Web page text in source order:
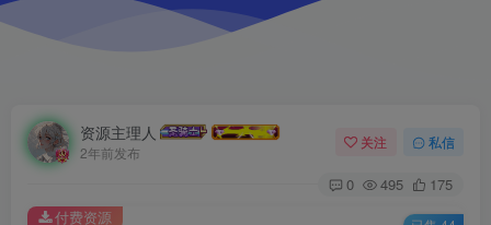
资源主理人
2年前发布
关注 私信
0 495
175
付费资源